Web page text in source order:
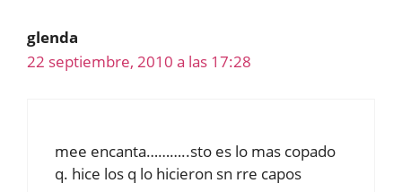
glenda
22 septiembre, 2010 a las 17:28
mee encanta………..sto es lo mas copado
q. hice los q lo hicieron sn rre capos